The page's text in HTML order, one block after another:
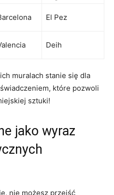
El Pez
Deih
muralach stanie się dla
które pozwoli
sztuki!
jako wyraz
nie możesz przejść